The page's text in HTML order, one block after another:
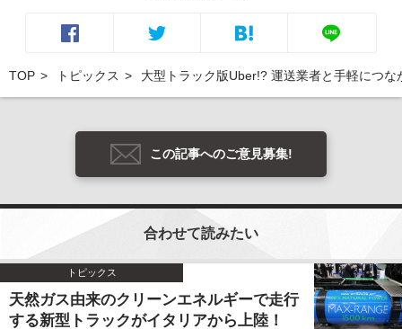
TOP トピックス 大型トラック版Uber!? 運送業者と手軽につ
この記事へのご意見募集!
合わせて読みたい
トピックス
天然ガス由来のクリーンエネルギーで走行
する新型トラックがイタリアから上陸！